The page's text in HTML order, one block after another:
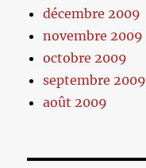
décembre 2009
novembre 2009
octobre 2009
septembre 2009
août 2009